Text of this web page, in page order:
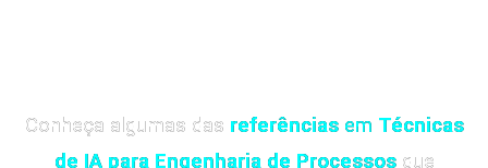
Conheça algumas das referênciasem Técnicas
de IA para Engenharia de Processosque